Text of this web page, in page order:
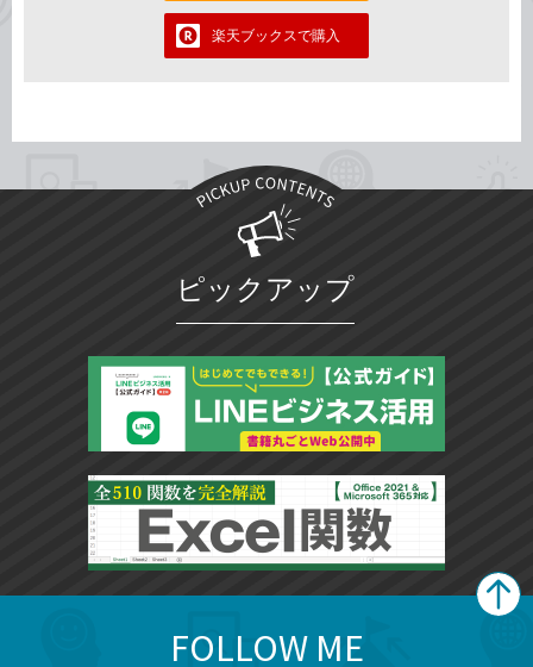
楽天ブックスで購入
ピックアップ
FOLLOW ME